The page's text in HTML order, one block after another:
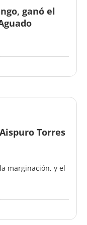
ganó el
Torres
marginación, y el